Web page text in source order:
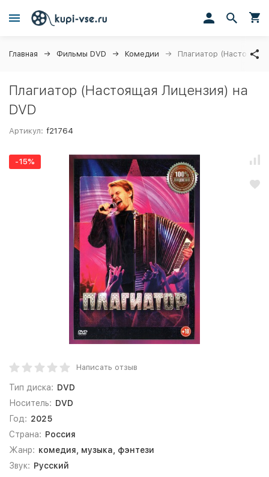
Главная Фильмы DVD Комедии Плагиатор (Настоящая
Плагиатор (Настоящая Лицензия) на
DVD
Артикул: f21764
-15%
Написать отзыв
Тип диска: DVD
Носитель: DVD
Год: 2025
Страна: Россия
Жанр: комедия, музыка, фэнтези
Звук: Русский